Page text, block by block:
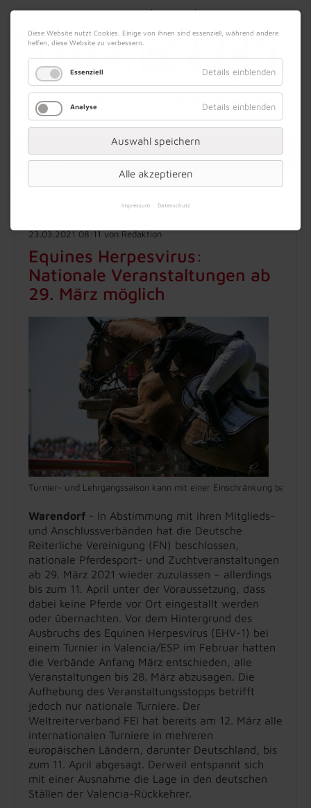
09. August 2026 Impressum|Kontakt|Datenschutz
Werbung
23.03.2021 08:11von Redaktion
Equines Herpesvirus:
Nationale Veranstaltungen ab
29. März möglich
Turnier- und Lehrgangssaison kann mit einer Einschränkung bald
Warendorf - In Abstimmung mit ihren Mitglieds-
und Anschlussverbänden hat die Deutsche
Reiterliche Vereinigung (FN) beschlossen,
nationale Pferdesport- und Zuchtveranstaltungen
ab 29. März 2021 wieder zuzulassen – allerdings
bis zum 11. April unter der Voraussetzung, dass
dabei keine Pferde vor Ort eingestallt werden
oder übernachten. Vor dem Hintergrund des
Ausbruchs des Equinen Herpesvirus (EHV-1) bei
einem Turnier in Valencia/ESP im Februar hatten
die Verbände Anfang März entschieden, alle
Veranstaltungen bis 28. März abzusagen. Die
Aufhebung des Veranstaltungsstopps betrifft
jedoch nur nationale Turniere. Der
Weltreiterverband FEI hat bereits am 12. März alle
internationalen Turniere in mehreren
europäischen Ländern, darunter Deutschland, bis
zum 11. April abgesagt. Derweil entspannt sich
mit einer Ausnahme die Lage in den deutschen
Ställen der Valencia-Rückkehrer.
Diese Website nutzt Cookies. Einige von ihnen sind essenziell, während andere
helfen, diese Website zu verbessern.
Essenziell Details einblenden
Analyse Details einblenden
Auswahl speichern
Alle akzeptieren
Impressum Datenschutz